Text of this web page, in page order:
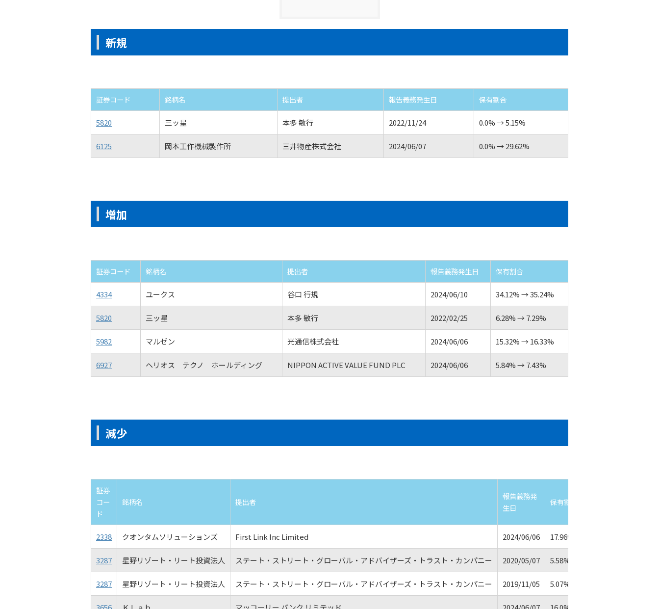
新規
証券コード 銘柄名 提出者 報告義務発生日 保有割合
5820 三ッ星 本多 敏行 2022/11/24 0.0% → 5.15%
6125 岡本工作機械製作所 三井物産株式会社 2024/06/07 0.0% → 29.62%
増加
証券コード 銘柄名 提出者 報告義務発生日 保有割合
4334 ユークス 谷口 行規 2024/06/10 34.12% → 35.24%
5820 三ッ星 本多 敏行 2022/02/25 6.28% → 7.29%
5982 マルゼン 光通信株式会社 2024/06/06 15.32% → 16.33%
6927 ヘリオス テクノ ホールディング NIPPON ACTIVE VALUE FUND PLC 2024/06/06 5.84% → 7.43%
減少
証券
コー
ド
銘柄名 提出者
報告義務発
生日
保有割合
2338 クオンタムソリューションズ First Link Inc Limited 2024/06/06 17.96% → 16.88%
3287 星野リゾート・リート投資法人 ステート・ストリート・グローバル・アドバイザーズ・トラスト・カンパニー 2020/05/07 5.58% → 1.29%
3287 星野リゾート・リート投資法人 ステート・ストリート・グローバル・アドバイザーズ・トラスト・カンパニー 2019/11/05 5.07% → 1.27%